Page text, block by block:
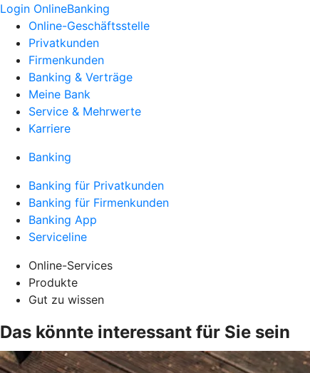
Login OnlineBanking
Online-Geschäftsstelle
Privatkunden
Firmenkunden
Banking & Verträge
Meine Bank
Service & Mehrwerte
Karriere
Banking
Banking für Privatkunden
Banking für Firmenkunden
Banking App
Serviceline
Online-Services
Produkte
Gut zu wissen
Das könnte interessant für Sie sein